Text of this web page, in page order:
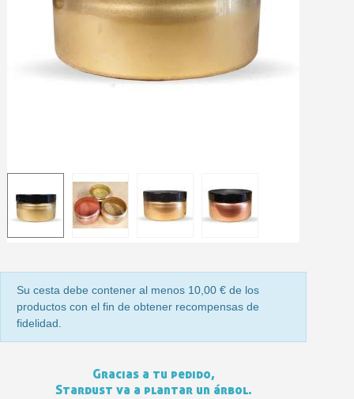
Gana puntos de
Devuelve los
Suscríbete al
Su cesta debe contener al menos 10,00 € de los
productos con el fin de obtener recompensas de
fidelidad.
Gracias a tu pedido,
Stardust va a plantar un árbol.